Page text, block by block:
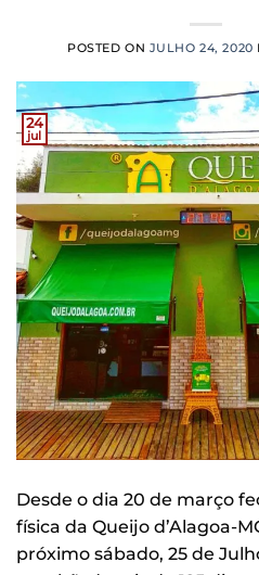
POSTED ON JULHO 24, 2020
24
jul
Desde o dia 20 de março
física da Queijo d’Alagoa-
próximo sábado, 25 de